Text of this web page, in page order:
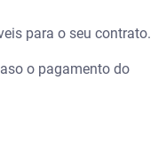
para o seu contrato.
o pagamento do